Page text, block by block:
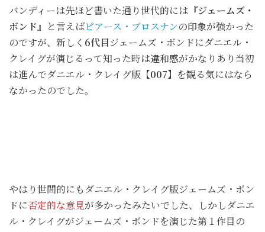
バンディーは先ほど書いた通り世代的には 『ジェームズ・
ボンド』 と言えばピアース・ブロスナンの印象が強かった
のですが、新しく 6代目ジェームズ・ボンドにダニエル・
クレイグが演じるって知った時は違和感がかなりあり当初
は進んでダニエル・クレイグ版 【007】 を観る気にはなら
なかったのでした。
やはり世間的にもダニエル・クレイグ版ジェームズ・ボン
ドに否定的な意見が多かったみたいでした、しかしダニエ
ル・クレイグがジェームズ・ボンドを演じた第１作目の